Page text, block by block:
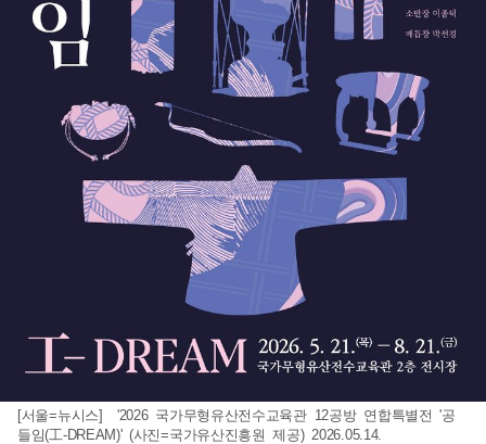
[서울=뉴시스] '2026 국가무형유산전수교육관 12공방 연합특별전 '공
들임(工-DREAM)' (사진=국가유산진흥원 제공) 2026.05.14.